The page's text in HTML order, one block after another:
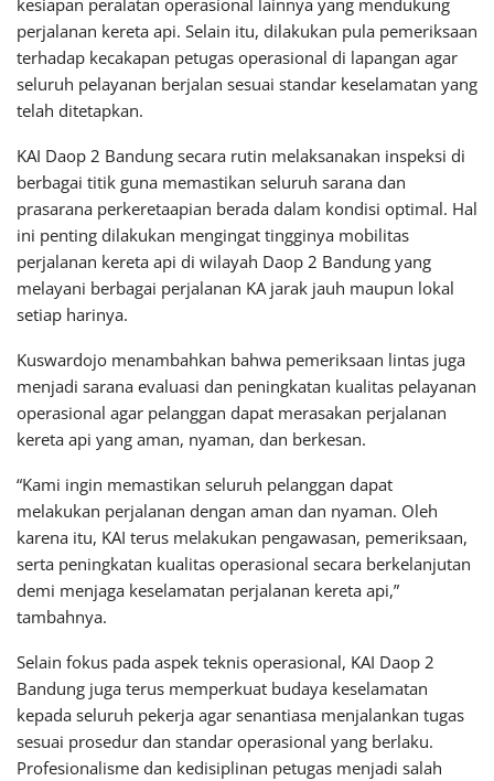
kesiapan peralatan operasional lainnya yang mendukung
perjalanan kereta api. Selain itu, dilakukan pula pemeriksaan
terhadap kecakapan petugas operasional di lapangan agar
seluruh pelayanan berjalan sesuai standar keselamatan yang
telah ditetapkan.
KAI Daop 2 Bandung secara rutin melaksanakan inspeksi di
berbagai titik guna memastikan seluruh sarana dan
prasarana perkeretaapian berada dalam kondisi optimal. Hal
ini penting dilakukan mengingat tingginya mobilitas
perjalanan kereta api di wilayah Daop 2 Bandung yang
melayani berbagai perjalanan KA jarak jauh maupun lokal
setiap harinya.
Kuswardojo menambahkan bahwa pemeriksaan lintas juga
menjadi sarana evaluasi dan peningkatan kualitas pelayanan
operasional agar pelanggan dapat merasakan perjalanan
kereta api yang aman, nyaman, dan berkesan.
“Kami ingin memastikan seluruh pelanggan dapat
melakukan perjalanan dengan aman dan nyaman. Oleh
karena itu, KAI terus melakukan pengawasan, pemeriksaan,
serta peningkatan kualitas operasional secara berkelanjutan
demi menjaga keselamatan perjalanan kereta api,”
tambahnya.
Selain fokus pada aspek teknis operasional, KAI Daop 2
Bandung juga terus memperkuat budaya keselamatan
kepada seluruh pekerja agar senantiasa menjalankan tugas
sesuai prosedur dan standar operasional yang berlaku.
Profesionalisme dan kedisiplinan petugas menjadi salah